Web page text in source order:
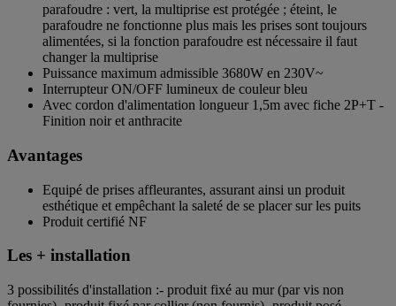
parafoudre : vert, la multiprise est protégée ; éteint, le
parafoudre ne fonctionne plus mais les prises sont toujours
alimentées, si la fonction parafoudre est nécessaire il faut
changer la multiprise
Puissance maximum admissible 3680W en 230V~
Interrupteur ON/OFF lumineux de couleur bleu
Avec cordon d'alimentation longueur 1,5m avec fiche 2P+T -
Finition noir et anthracite
Avantages
Equipé de prises affleurantes, assurant ainsi un produit
esthétique et empêchant la saleté de se placer sur les puits
Produit certifié NF
Les + installation
3 possibilités d'installation :- produit fixé au mur (par vis non